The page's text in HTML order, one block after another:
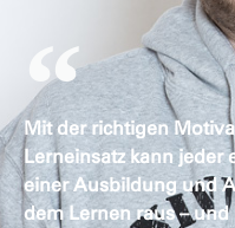
Mit der richtigen
Lerneinsatz kann jeder
einer Ausbildung und
dem Lernen raus –